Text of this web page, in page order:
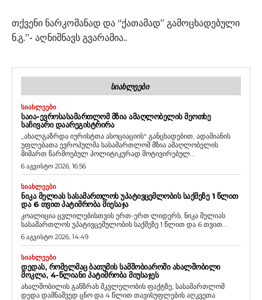
თქვენი ნარკომანად და “ქათამად” გამოცხადებული
ნ.გ.”- აღნიშნავს გვარამია..
ᲡᲘᲐᲮᲚᲔᲔᲑᲘ
ᲡᲘᲐᲮᲚᲔᲔᲑᲘ
ᲡᲐᲘᲐ-ᲔᲕᲠᲝᲡᲐᲡᲐᲛᲐᲠᲗᲚᲝᲛ ᲛᲖᲘᲐ ᲐᲛᲐᲦᲚᲝᲑᲔᲚᲘᲡ ᲛᲔᲝᲗᲮᲔ
ᲡᲐᲩᲘᲕᲐᲠᲘ ᲓᲐᲐᲠᲔᲒᲘᲡᲢᲠᲘᲠᲐ
„ახალგაზრდა იურისტთა ასოციაციის“ განცხადებით, ადამიანის
უფლებათა ევროპულმა სასამართლომ მზია ამაღლობელის
მიმართ წარმოებულ პოლიტიკურად მოტივირებულ...
6 აგვისტო 2026, 16:56
ᲡᲘᲐᲮᲚᲔᲔᲑᲘ
ᲜᲘᲙᲐ ᲛᲔᲚᲘᲐᲡ ᲡᲐᲡᲐᲛᲐᲠᲗᲚᲝᲡ ᲣᲞᲐᲢᲘᲕᲪᲔᲛᲚᲝᲑᲘᲡ ᲡᲐᲥᲛᲔᲖᲔ 1 ᲬᲚᲘᲗ
ᲓᲐ 6 ᲗᲕᲘᲗ ᲞᲐᲢᲘᲛᲠᲝᲑᲐ ᲛᲘᲔᲡᲐᲯᲐ
კოალიცია ცვლილებისთვის ერთ-ერთ ლიდერს, ნიკა მელიას
სასამართლოს უპატივცემულობის საქმეზე 1 წლით და 6 თვით...
6 აგვისტო 2026, 14:49
ᲡᲘᲐᲮᲚᲔᲔᲑᲘ
ᲓᲔᲓᲐᲡ, ᲠᲝᲛᲔᲚᲛᲐᲪ ᲑᲐᲗᲣᲛᲘᲡ ᲡᲐᲛᲨᲝᲑᲘᲐᲠᲝᲨᲘ ᲐᲮᲐᲚᲨᲝᲑᲘᲚᲘ
ᲛᲝᲙᲚᲐ, 4-ᲬᲚᲘᲐᲜᲘ ᲞᲐᲢᲘᲛᲠᲝᲑᲐ ᲛᲘᲣᲡᲐᲯᲔᲡ
ახალშობილის განზრახ მკვლელობის ფაქტზე, სასამართლომ
დედა დამნაშვედ ცნო და 4 წლით თავისუფლების აღკვეთა